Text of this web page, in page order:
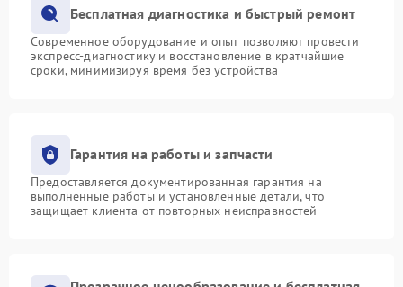
Бесплатная диагностика и быстрый ремонт
Современное оборудование и опыт позволяют провести
экспресс-диагностику и восстановление в кратчайшие
сроки, минимизируя время без устройства
Гарантия на работы и запчасти
Предоставляется документированная гарантия на
выполненные работы и установленные детали, что
защищает клиента от повторных неисправностей